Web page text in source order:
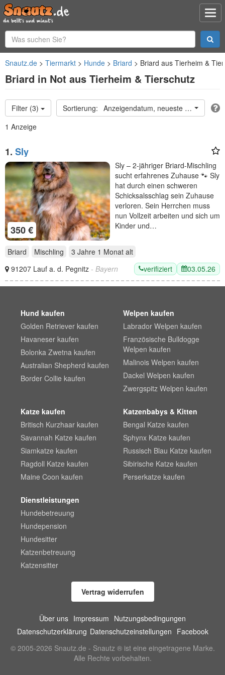
Snautz.de Tiermarkt Hunde Briard Briard aus Tierheim &
Briard in Not aus Tierheim & Tierschutz
Filter (3)
Anzeigendatum, neueste oben
1 Anzeige
1. Sly
350 €
Sly – 2-jähriger Briard-Mischling
sucht erfahrenes Zuhause 🐾 Sly
hat durch einen schweren
Schicksalsschlag sein Zuhause
verloren. Sein Herrchen muss
nun Vollzeit arbeiten und sich um
Kinder und…
Briard Mischling 3 Jahre 1 Monat alt
91207 Lauf a. d. Pegnitz - Bayern verifiziert 03.05.26
Hund kaufen
Golden Retriever kaufen
Havaneser kaufen
Bolonka Zwetna kaufen
Australian Shepherd kaufen
Border Collie kaufen
Welpen kaufen
Labrador Welpen kaufen
Französische Bulldogge
Welpen kaufen
Malinois Welpen kaufen
Dackel Welpen kaufen
Zwergspitz Welpen kaufen
Katze kaufen
Britisch Kurzhaar kaufen
Savannah Katze kaufen
Siamkatze kaufen
Ragdoll Katze kaufen
Maine Coon kaufen
Katzenbabys & Kitten
Bengal Katze kaufen
Sphynx Katze kaufen
Russisch Blau Katze kaufen
Sibirische Katze kaufen
Perserkatze kaufen
Dienstleistungen
Hundebetreuung
Hundepension
Hundesitter
Katzenbetreuung
Katzensitter
Vertrag widerrufen
Über uns Impressum Nutzungsbedingungen
Datenschutzerklärung Datenschutzeinstellungen Facebook
© 2005-2026 Snautz.de - Snautz ® ist eine eingetragene Marke.
Alle Rechte vorbehalten.